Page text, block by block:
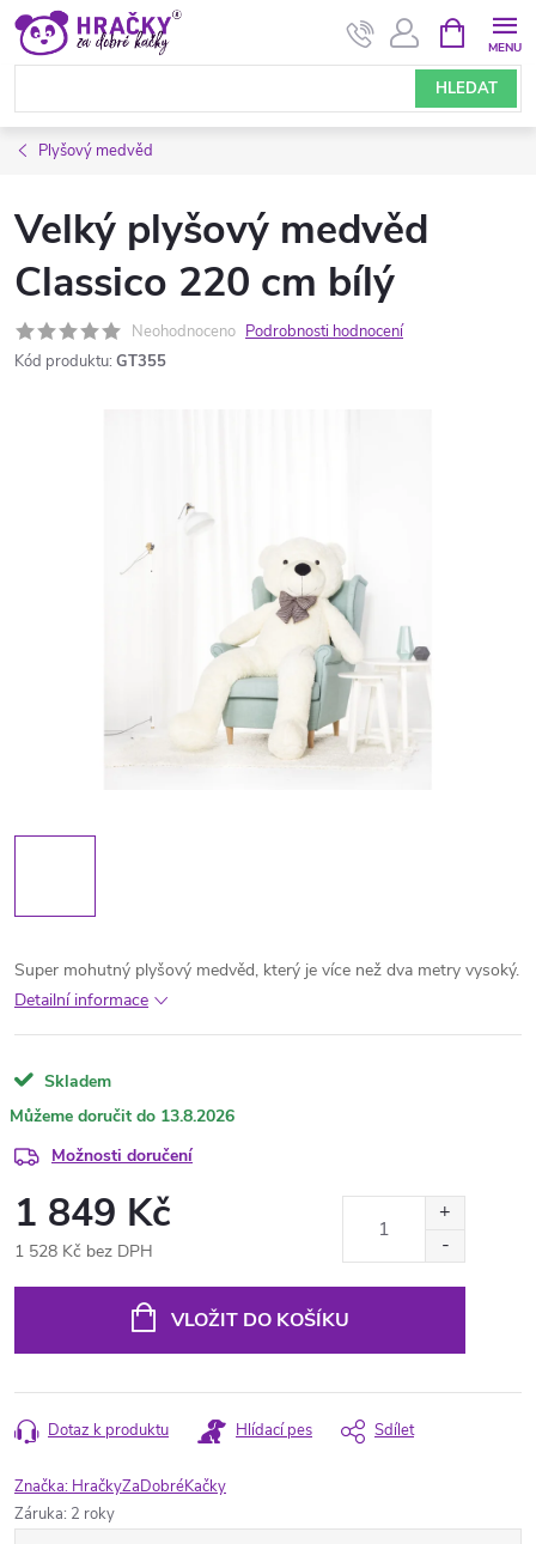
Přejít
obsah
HLEDAT
NÁKUPNÍ
KOŠÍK
Plyšový medvěd
Velký plyšový medvěd
Classico 220 cm bílý
Neohodnoceno Podrobnosti hodnocení
Kód produktu: GT355
Super mohutný plyšový medvěd, který je více než dva metry vysoký.
Detailní informace
Skladem
13.8.2026
Možnosti doručení
1 849 Kč
1 528 Kč bez DPH
VLOŽIT DO KOŠÍKU
Dotaz k produktu Hlídací pes Sdílet
Značka: HračkyZaDobréKačky
Záruka: 2 roky